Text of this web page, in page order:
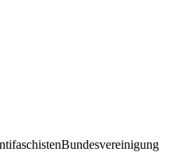
Bundesvereinigung